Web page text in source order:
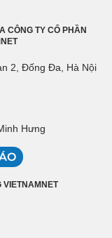
CÔNG TY CỔ PHẦN
2, Đống Đa, Hà Nội
Hưng
VIETNAMNET